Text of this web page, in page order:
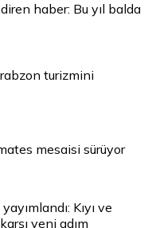
haber: Bu yıl balda
turizmini
mesaisi sürüyor
Kıyı ve
yeni adım